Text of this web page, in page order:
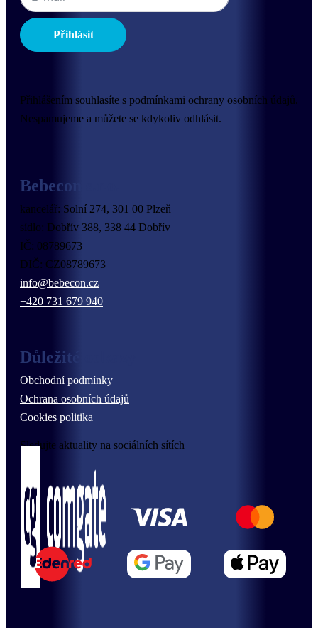
Přihlásit
Přihlášením souhlasíte s podmínkami ochrany osobních údajů.
Nespamujeme a můžete se kdykoliv odhlásit.
Bebecon s.r.o.
kancelář: Solní 274, 301 00 Plzeň
sídlo: Dobřív 388, 338 44 Dobřív
IČ: 08789673
DIČ: CZ08789673
info@bebecon.cz
+420 731 679 940
Důležité odkazy
Obchodní podmínky
Ochrana osobních údajů
Cookies politika
Sledujte aktuality na sociálních sítích